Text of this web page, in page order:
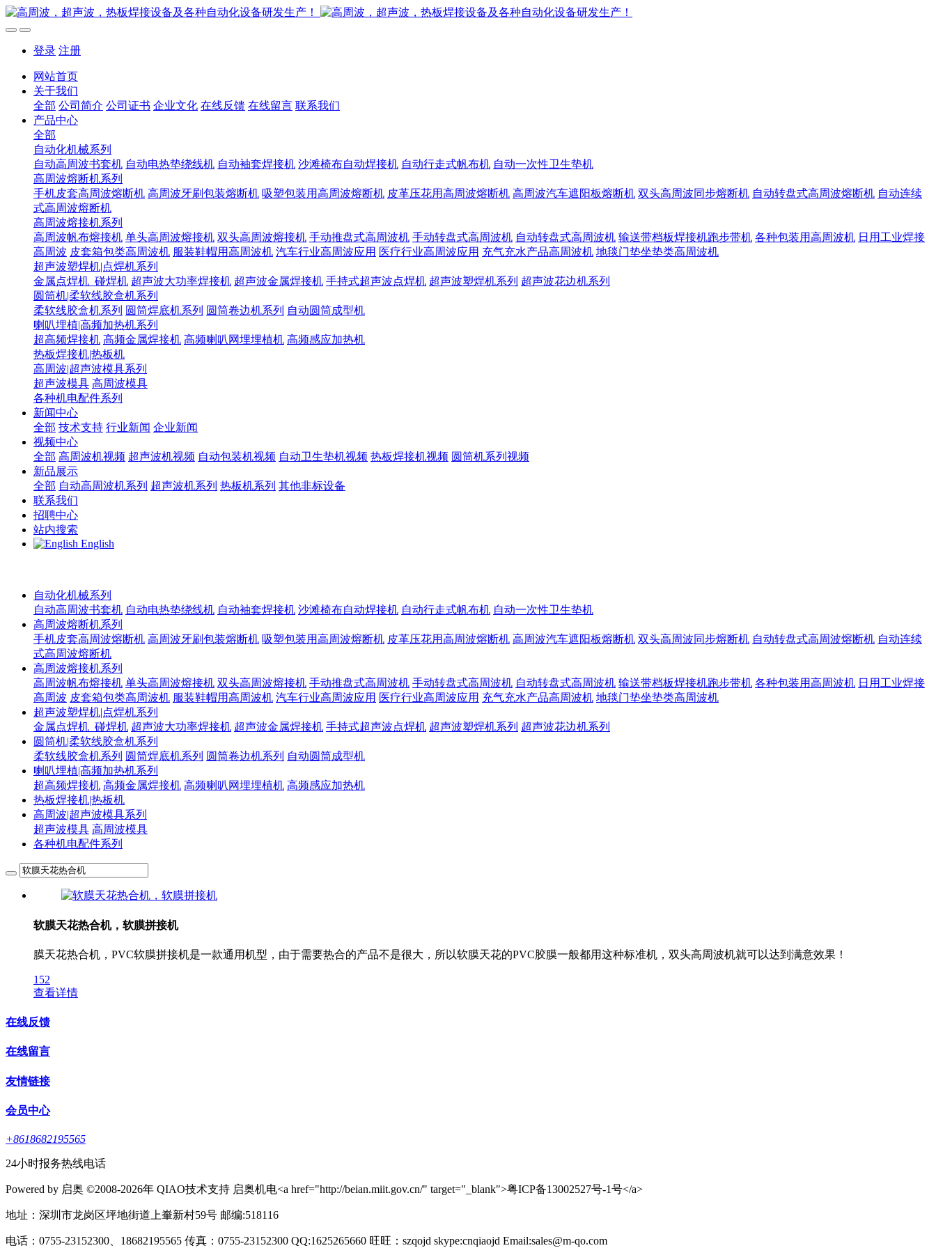
登录 注册
网站首页
关于我们
全部 公司简介 公司证书 企业文化 在线反馈 在线留言 联系我们
产品中心
全部
自动化机械系列
自动高周波书套机 自动电热垫绕线机 自动袖套焊接机 沙滩椅布自动焊接机 自动行走式帆布机 自动一次性卫生垫机
高周波熔断机系列
手机皮套高周波熔断机 高周波牙刷包装熔断机 吸塑包装用高周波熔断机 皮革压花用高周波熔断机 高周波汽车遮阳板熔断机 双头高周波同步熔断机 自动转盘式高周波熔断机 自动连续
式高周波熔断机
高周波熔接机系列
高周波帆布熔接机 单头高周波熔接机 双头高周波熔接机 手动推盘式高周波机 手动转盘式高周波机 自动转盘式高周波机 输送带档板焊接机跑步带机 各种包装用高周波机 日用工业焊接
高周波 皮套箱包类高周波机 服装鞋帽用高周波机 汽车行业高周波应用 医疗行业高周波应用 充气充水产品高周波机 地毯门垫坐垫类高周波机
超声波塑焊机|点焊机系列
金属点焊机_碰焊机 超声波大功率焊接机 超声波金属焊接机 手持式超声波点焊机 超声波塑焊机系列 超声波花边机系列
圆筒机|柔软线胶盒机系列
柔软线胶盒机系列 圆筒焊底机系列 圆筒卷边机系列 自动圆筒成型机
喇叭埋植|高频加热机系列
超高频焊接机 高频金属焊接机 高频喇叭网埋埋植机 高频感应加热机
热板焊接机|热板机
高周波|超声波模具系列
超声波模具 高周波模具
各种机电配件系列
新闻中心
全部 技术支持 行业新闻 企业新闻
视频中心
全部 高周波机视频 超声波机视频 自动包装机视频 自动卫生垫机视频 热板焊接机视频 圆筒机系列视频
新品展示
全部 自动高周波机系列 超声波机系列 热板机系列 其他非标设备
联系我们
招聘中心
站内搜索
English
自动化机械系列
自动高周波书套机 自动电热垫绕线机 自动袖套焊接机 沙滩椅布自动焊接机 自动行走式帆布机 自动一次性卫生垫机
高周波熔断机系列
手机皮套高周波熔断机 高周波牙刷包装熔断机 吸塑包装用高周波熔断机 皮革压花用高周波熔断机 高周波汽车遮阳板熔断机 双头高周波同步熔断机 自动转盘式高周波熔断机 自动连续
式高周波熔断机
高周波熔接机系列
高周波帆布熔接机 单头高周波熔接机 双头高周波熔接机 手动推盘式高周波机 手动转盘式高周波机 自动转盘式高周波机 输送带档板焊接机跑步带机 各种包装用高周波机 日用工业焊接
高周波 皮套箱包类高周波机 服装鞋帽用高周波机 汽车行业高周波应用 医疗行业高周波应用 充气充水产品高周波机 地毯门垫坐垫类高周波机
超声波塑焊机|点焊机系列
金属点焊机_碰焊机 超声波大功率焊接机 超声波金属焊接机 手持式超声波点焊机 超声波塑焊机系列 超声波花边机系列
圆筒机|柔软线胶盒机系列
柔软线胶盒机系列 圆筒焊底机系列 圆筒卷边机系列 自动圆筒成型机
喇叭埋植|高频加热机系列
超高频焊接机 高频金属焊接机 高频喇叭网埋埋植机 高频感应加热机
热板焊接机|热板机
高周波|超声波模具系列
超声波模具 高周波模具
各种机电配件系列
软膜天花热合机，软膜拼接机
膜天花热合机，PVC软膜拼接机是一款通用机型，由于需要热合的产品不是很大，所以软膜天花的PVC胶膜一般都用这种标准机，双头高周波机就可以达到满意效果！
152
查看详情
在线反馈
在线留言
友情链接
会员中心
+8618682195565
24小时报务热线电话
Powered by 启奥 ©2008-2026年 QIAO技术支持 启奥机电<a href="http://beian.miit.gov.cn/" target="_blank">粤ICP备13002527号-1号</a>
地址：深圳市龙岗区坪地街道上輋新村59号 邮编:518116
电话：0755-23152300、18682195565 传真：0755-23152300 QQ:1625265660 旺旺：szqojd skype:cnqiaojd Email:sales@m-qo.com